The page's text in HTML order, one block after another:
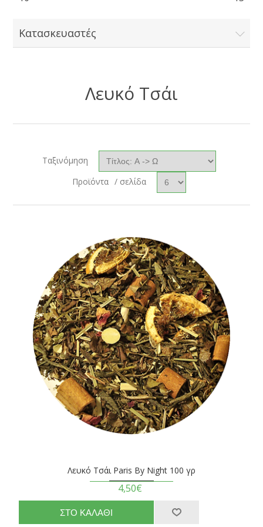
Κατασκευαστές
Λευκό Τσάι
Ταξινόμηση
Προϊόντα / σελίδα
Λευκό Τσάι Paris By Night 100 γρ
4,50€